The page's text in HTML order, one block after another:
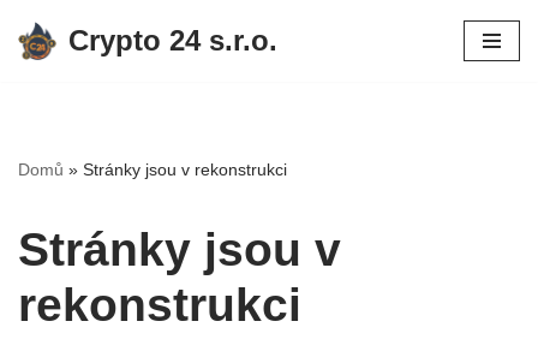
Přeskočit
Crypto 24 s.r.o.
Domů » Stránky jsou v rekonstrukci
Stránky jsou v
rekonstrukci